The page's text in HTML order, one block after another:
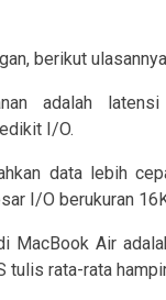
berikut
adalah
I/O.
data lebih
I/O berukuran
MacBook Air
tulis rata-rata